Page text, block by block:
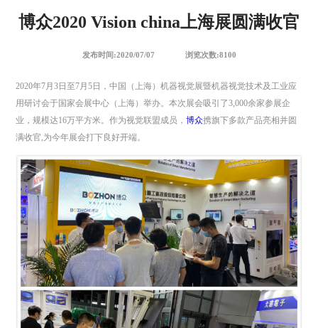
博众2020 Vision china上海展圆满收官
发布时间:2020/07/07 浏览次数:8100
2020年7月3日至7月5日，中国（上海）机器视觉展暨机器视觉技术及工业应
用研讨会于国家会展中心（上海）举办。本次展会吸引了3,000余家参展企
业，规模达16万平方米。作为视觉联盟成员，博众携旗下多款产品亮相并圆
满收官,为今年展会打下良好开端。